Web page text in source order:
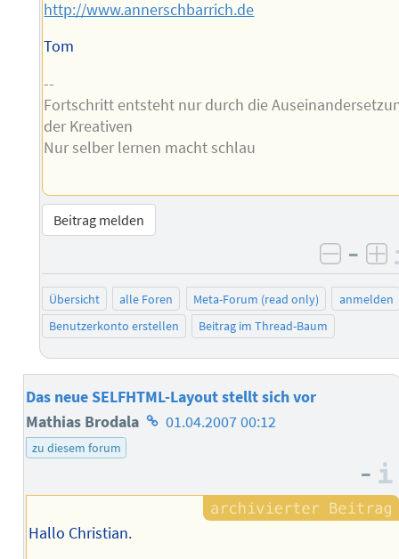
http://www.annerschbarrich.de
Tom
--
Fortschritt entsteht nur durch die
der Kreativen
Nur selber lernen macht schlau
Beitrag melden
–
Übersicht alle Foren Meta-Forum (read only)
anmelden
Benutzerkonto erstellen
Beitrag im Thread-Baum
Das neue SELFHTML-Layout stellt sich vor
Mathias Brodala Homepage
01.04.2007 00:12
zu diesem forum
–
Hallo Christian.